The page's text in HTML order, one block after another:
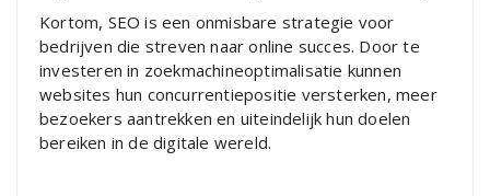
Kortom, SEO is een onmisbare strategie voor
bedrijven die streven naar online succes. Door te
investeren in zoekmachineoptimalisatie kunnen
websites hun concurrentiepositie versterken, meer
bezoekers aantrekken en uiteindelijk hun doelen
bereiken in de digitale wereld.